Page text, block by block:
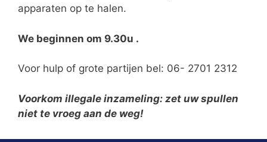
apparaten op te halen.
We beginnen om 9.30u .
Voor hulp of grote partijen bel: 06- 2701 2312
Voorkom illegale inzameling: zet uw spullen
niet te vroeg aan de weg!